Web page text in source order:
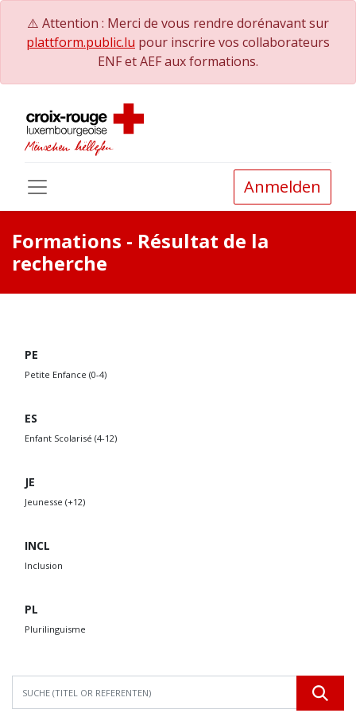
⚠️ Attention : Merci de vous rendre dorénavant sur
plattform.public.lu pour inscrire vos collaborateurs
ENF et AEF aux formations.
Anmelden
Formations - Résultat de la
recherche
PE
Petite Enfance (0-4)
ES
Enfant Scolarisé (4-12)
JE
Jeunesse (+12)
INCL
Inclusion
PL
Plurilinguisme